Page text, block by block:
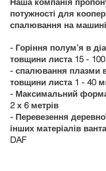
потужності для
спалювання на
- Горіння полум'я в
товщини листа 15 -
- спалювання плазми в
товщини листа 1 - 40
- Максимальний
2 х 6 метрів
- Перевезення
інших матеріалів
DAF